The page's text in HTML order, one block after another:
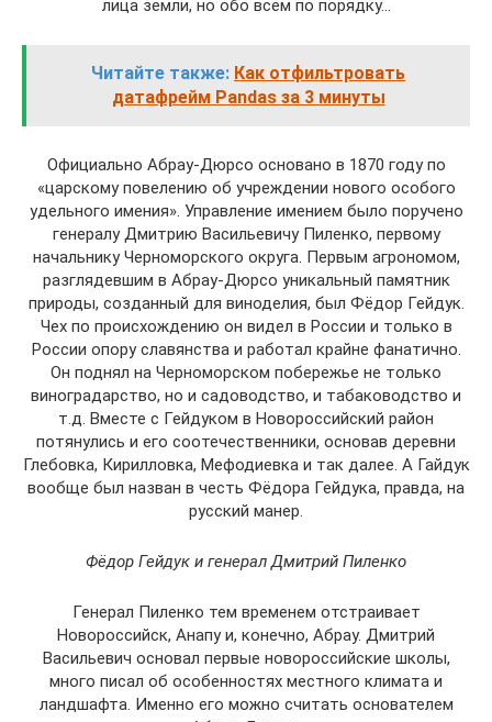
лица земли, но обо всём по порядку…
Читайте также: Как отфильтровать
датафрейм Pandas за 3 минуты
Официально Абрау-Дюрсо основано в 1870 году по
«царскому повелению об учреждении нового особого
удельного имения». Управление имением было поручено
генералу Дмитрию Васильевичу Пиленко, первому
начальнику Черноморского округа. Первым агрономом,
разглядевшим в Абрау-Дюрсо уникальный памятник
природы, созданный для виноделия, был Фёдор Гейдук.
Чех по происхождению он видел в России и только в
России опору славянства и работал крайне фанатично.
Он поднял на Черноморском побережье не только
виноградарство, но и садоводство, и табаководство и
т.д. Вместе с Гейдуком в Новороссийский район
потянулись и его соотечественники, основав деревни
Глебовка, Кирилловка, Мефодиевка и так далее. А Гайдук
вообще был назван в честь Фёдора Гейдука, правда, на
русский манер.
Фёдор Гейдук и генерал Дмитрий Пиленко
Генерал Пиленко тем временем отстраивает
Новороссийск, Анапу и, конечно, Абрау. Дмитрий
Васильевич основал первые новороссийские школы,
много писал об особенностях местного климата и
ландшафта. Именно его можно считать основателем